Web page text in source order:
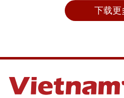
下载更